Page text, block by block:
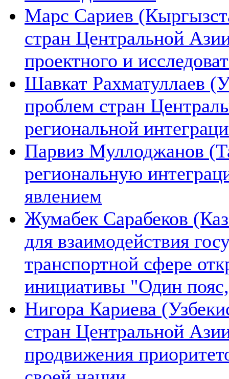
Марс Сариев
стран Центральной
проектного и
Шавкат Рахматуллаев
проблем стран
региональной
Парвиз Муллоджанов
региональную
явлением
Жумабек Сарабеков
для взаимодействия
транспортной сфере
инициативы "Один
Нигора Кариева
стран Центральной
продвижения